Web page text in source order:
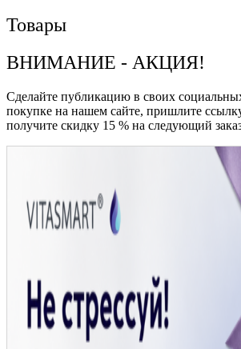
Товары
ВНИМАНИЕ - АКЦИЯ!
Сделайте публикацию в своих
покупке на нашем сайте, пришлите
получите скидку 15 % на следующий